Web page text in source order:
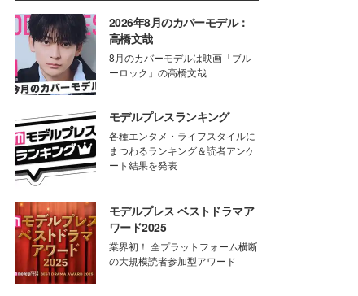
2026年8月のカバーモデル：
高橋文哉
8月のカバーモデルは映画「ブル
ーロック」の高橋文哉
モデルプレスランキング
各種エンタメ・ライフスタイルに
まつわるランキング＆読者アンケ
ート結果を発表
モデルプレス ベストドラマア
ワード2025
業界初！ 全プラットフォーム横断
の大規模読者参加型アワード